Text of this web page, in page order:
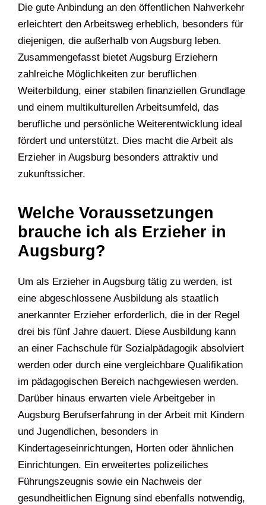
Die gute Anbindung an den öffentlichen Nahverkehr
erleichtert den Arbeitsweg erheblich, besonders für
diejenigen, die außerhalb von Augsburg leben.
Zusammengefasst bietet Augsburg Erziehern
zahlreiche Möglichkeiten zur beruflichen
Weiterbildung, einer stabilen finanziellen Grundlage
und einem multikulturellen Arbeitsumfeld, das
berufliche und persönliche Weiterentwicklung ideal
fördert und unterstützt. Dies macht die Arbeit als
Erzieher in Augsburg besonders attraktiv und
zukunftssicher.
Welche Voraussetzungen
brauche ich als Erzieher in
Augsburg?
Um als Erzieher in Augsburg tätig zu werden, ist
eine abgeschlossene Ausbildung als staatlich
anerkannter Erzieher erforderlich, die in der Regel
drei bis fünf Jahre dauert. Diese Ausbildung kann
an einer Fachschule für Sozialpädagogik absolviert
werden oder durch eine vergleichbare Qualifikation
im pädagogischen Bereich nachgewiesen werden.
Darüber hinaus erwarten viele Arbeitgeber in
Augsburg Berufserfahrung in der Arbeit mit Kindern
und Jugendlichen, besonders in
Kindertageseinrichtungen, Horten oder ähnlichen
Einrichtungen. Ein erweitertes polizeiliches
Führungszeugnis sowie ein Nachweis der
gesundheitlichen Eignung sind ebenfalls notwendig,